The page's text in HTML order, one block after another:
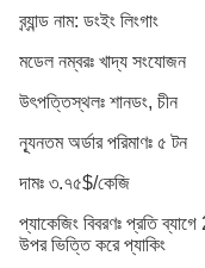
ব্র্যান্ড নাম: ডংইং লিংগাং
মডেল নম্বরঃ খাদ্য সংযোজন
উৎপত্তিস্থলঃ শানডং, চীন
ন্যূনতম অর্ডার পরিমাণঃ ৫ টন
দামঃ ৩.৭৫$/কেজি
প্যাকেজিং বিবরণঃ প্রতি
উপর ভিত্তি করে প্যাকিং